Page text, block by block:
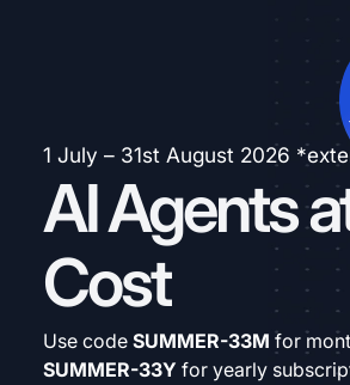
1 July – 31st August 2026
AI Agents
Cost
Use code SUMMER-33M for
SUMMER-33Y for yearly